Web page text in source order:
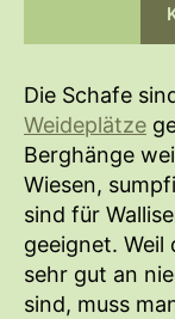
Die Schafe
Weideplätze
Berghänge
Wiesen,
sind für
geeignet. Weil
sehr gut an
sind, muss